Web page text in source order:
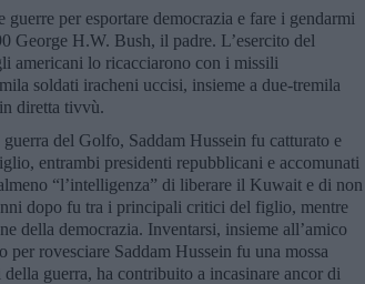
per esportare democrazia e fare i gendarmi
George H.W. Bush, il padre. L’esercito del
americani lo ricacciarono con i missili
soldati iracheni uccisi, insieme a due-tremila
diretta tivvù.
del Golfo, Saddam Hussein fu catturato e
entrambi presidenti repubblicani e accomunati
“l’intelligenza” di liberare il Kuwait e di non
dopo fu tra i principali critici del figlio, mentre
della democrazia. Inventarsi, insieme all’amico
rovesciare Saddam Hussein fu una mossa
guerra, ha contribuito a incasinare ancor di